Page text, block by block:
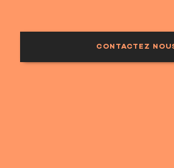
CONTACTEZ